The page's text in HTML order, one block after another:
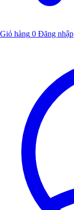
Giỏ hàng 0 Đăng nhập